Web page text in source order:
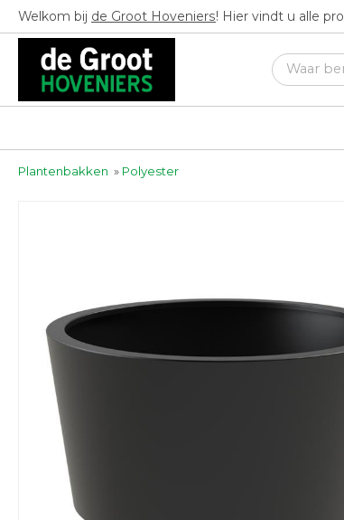
Welkom bij de Groot Hoveniers! Hier vindt u alle
Plantenbakken » Polyester